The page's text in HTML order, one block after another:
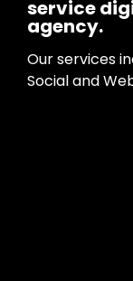
service
agency.
Our services
Social and